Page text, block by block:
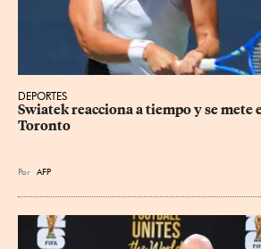
DEPORTES
Swiatek reacciona a tiempo y se mete
Toronto
Por AFP